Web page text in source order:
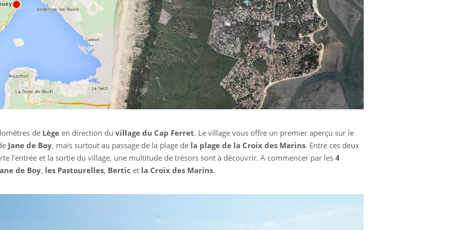
de Lègeen direction du village du Cap Ferret. Le village vous offre un premier aperçu sur le
Jane de Boy, mais surtout au passage de la plage de la plage de la Croix des Marins. Entre ces deux
l’entrée et la sortie du village, une multitude de trésors sont à découvrir. A commencer par les 4
de Boy, les Pastourelles, Bertic et la Croix des Marins.